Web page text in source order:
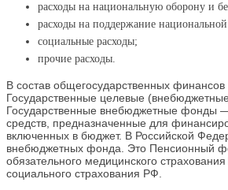
расходы на национальную оборону и
расходы на поддержание
социальные расходы;
прочие расходы.
В состав общегосударственных финансов
Государственные целевые
Государственные внебюджетные фонды
средств, предназначенные для
включенных в бюджет. В Российской
внебюджетных фонда. Это Пенсионный
обязательного медицинского
социального страхования РФ.